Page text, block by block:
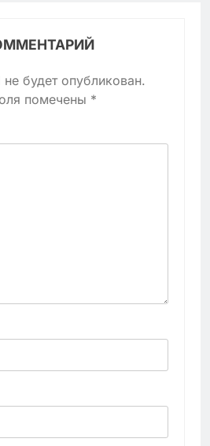
будет опубликован.
помечены *